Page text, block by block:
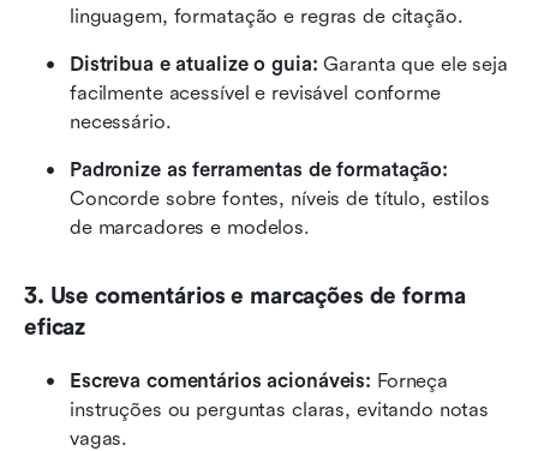
linguagem, formatação e regras de citação.
Distribua e atualize o guia: Garanta que ele seja
facilmente acessível e revisável conforme
necessário.
Padronize as ferramentas de formatação:
Concorde sobre fontes, níveis de título, estilos
de marcadores e modelos.
3. Use comentários e marcações de forma
eficaz
Escreva comentários acionáveis: Forneça
instruções ou perguntas claras, evitando notas
vagas.